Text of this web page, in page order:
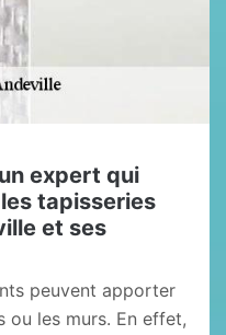
expert qui
tapisseries
et ses
peuvent apporter
ou les murs. En effet,